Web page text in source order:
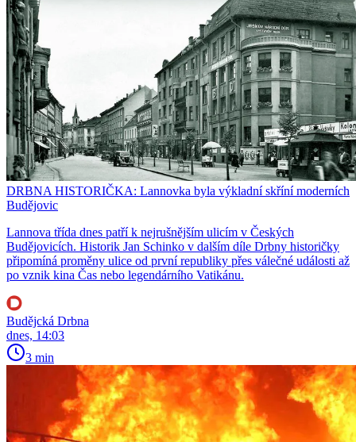
DRBNA HISTORIČKA: Lannovka byla výkladní skříní moderních
Budějovic
Lannova třída dnes patří k nejrušnějším ulicím v Českých
Budějovicích. Historik Jan Schinko v dalším díle Drbny historičky
připomíná proměny ulice od první republiky přes válečné události až
po vznik kina Čas nebo legendárního Vatikánu.
Budějcká Drbna
dnes, 14:03
3 min